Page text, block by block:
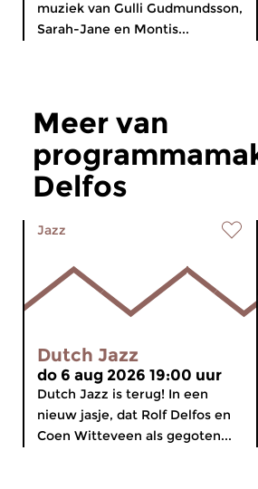
muziek van Gulli Gudmundsson,
Sarah-Jane en Montis...
Meer van
Delfos
Jazz
Dutch Jazz
do 6 aug 2026 19:00 uur
Dutch Jazz is terug! In een
nieuw jasje, dat Rolf Delfos en
Coen Witteveen als gegoten...